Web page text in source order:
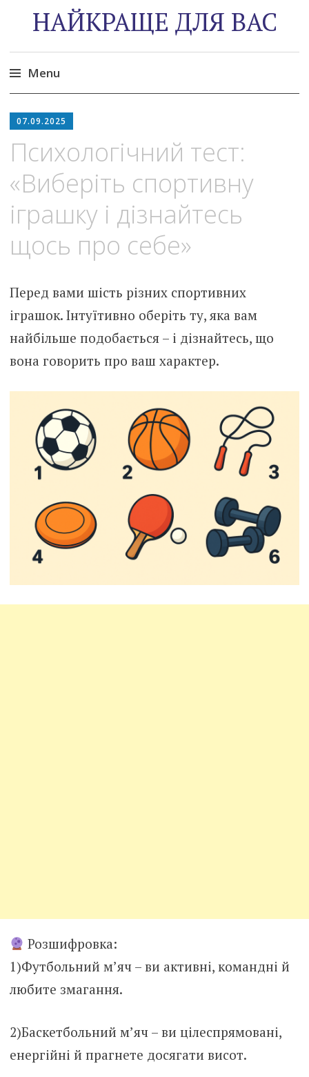
НАЙКРАЩЕ ДЛЯ ВАС
Menu
to
07.09.2025
Психологічний тест:
«Виберіть спортивну
іграшку і дізнайтесь
щось про себе»
Перед вами шість різних спортивних
іграшок. Інтуїтивно оберіть ту, яка вам
найбільше подобається – і дізнайтесь, що
вона говорить про ваш характер.
Розшифровка:
1)Футбольний м’яч – ви активні, командні й
любите змагання.
2)Баскетбольний м’яч – ви цілеспрямовані,
енергійні й прагнете досягати висот.